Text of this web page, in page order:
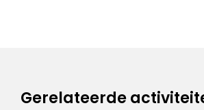
Gerelateerde